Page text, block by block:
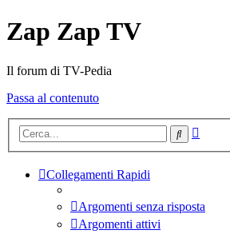
Zap Zap TV
Il forum di TV-Pedia
Passa al contenuto
Cerca
Collegamenti Rapidi
Argomenti senza risposta
Argomenti attivi